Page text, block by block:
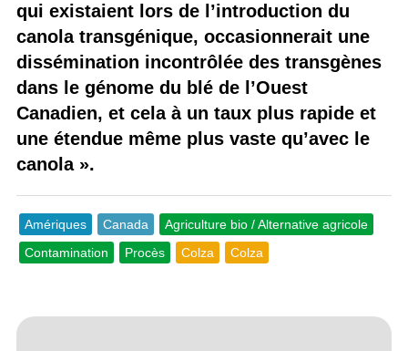
qui existaient lors de l’introduction du
canola transgénique, occasionnerait une
dissémination incontrôlée des transgènes
dans le génome du blé de l’Ouest
Canadien, et cela à un taux plus rapide et
une étendue même plus vaste qu’avec le
canola ».
Amériques Canada
Agriculture bio / Alternative agricole
Contamination
Procès Colza Colza